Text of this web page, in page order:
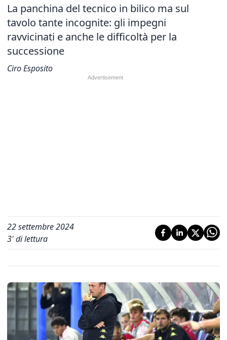
La panchina del tecnico in bilico ma sul
tavolo tante incognite: gli impegni
ravvicinati e anche le difficoltà per la
successione
Ciro Esposito
22 settembre 2024
3' di lettura